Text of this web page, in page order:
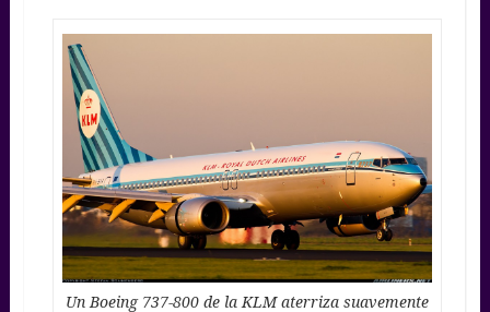
Un Boeing 737-800 de la KLM aterriza suavemente